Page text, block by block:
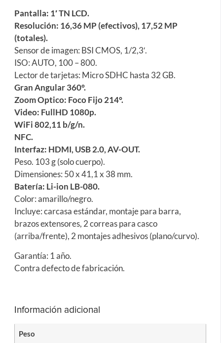
Pantalla: 1′ TN LCD.
Resolución: 16,36 MP (efectivos), 17,52 MP
(totales).
Sensor de imagen: BSI CMOS, 1/2,3′.
ISO: AUTO, 100 – 800.
Lector de tarjetas: Micro SDHC hasta 32 GB.
Gran Angular 360°.
Zoom Optico: Foco Fijo 214°.
Video: FullHD 1080p.
WiFi 802,11 b/g/n.
NFC.
Interfaz: HDMI, USB 2.0, AV-OUT.
Peso. 103 g (solo cuerpo).
Dimensiones: 50 x 41,1 x 38 mm.
Batería: Li-ion LB-080.
Color: amarillo/negro.
Incluye: carcasa estándar, montaje para barra,
brazos extensores, 2 correas para casco
(arriba/frente), 2 montajes adhesivos (plano/curvo).
Garantía: 1 año.
Contra defecto de fabricación.
Información adicional
Peso